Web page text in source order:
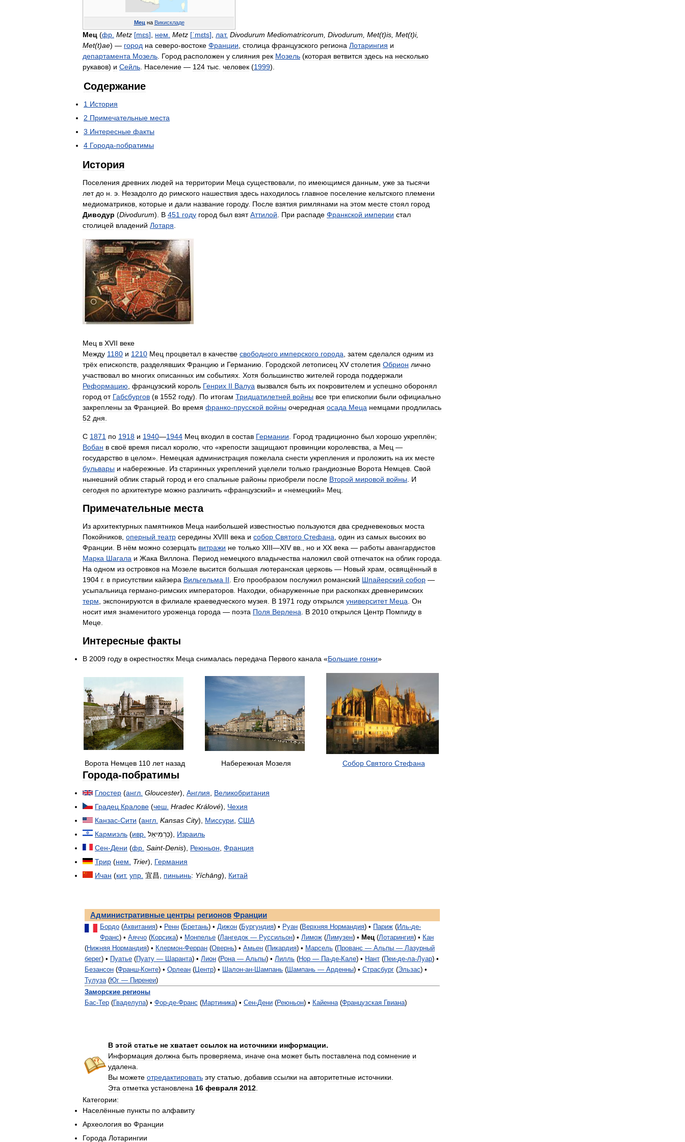
Мец на Викискладе
Мец (фр Metz [mɛs] нем Metz [ˈmɛts] лат. Divodurum Mediomatricorum Divodurum Met(t)is Met(t)i,
Met(t)ae) — город на северо-востоке Франции столица французского региона Лотарингия и
департамента Мозель Город расположен у слияния рек Мозель (которая ветвится здесь на несколько
рукавов) и Сейль Население — 124 тыс человек (1999).
Содержание
1 История
2 Примечательные места
3 Интересные факты
4 Города-побратимы
История
Поселения древних людей на территории Меца существовали по имеющимся данным уже за тысячи
лет до н э Незадолго до римского нашествия здесь находилось главное поселение кельтского племени
медиоматриков которые и дали название городу. После взятия римлянами на этом месте стоял город
Диводур (Divodurum). В 451 году город был взят Аттилой При распаде Франкской империи стал
столицей владений Лотаря
Мец в XVII веке
Между 1180 и 1210 Мец процветал в качестве свободного имперского города затем сделался одним из
трёх епископств разделявших Францию и Германию Городской летописец XV столетия Обрион лично
участвовал во многих описанных им событиях Хотя большинство жителей города поддержали
Реформацию французский король Генрих II Валуа вызвался быть их покровителем и успешно оборонял
город от Габсбургов (в 1552 году). По итогам Тридцатилетней войны все три епископии были официально
закреплены за Францией Во время франко-прусской войны очередная осада Меца немцами продлилась
52 дня
С 1871 по 1918 и 1940—1944 Мец входил в состав Германии Город традиционно был хорошо укреплён;
Вобан в своё время писал королю что «крепости защищают провинции королевства а Мец —
государство в целом». Немецкая администрация пожелала снести укрепления и проложить на их месте
бульвары и набережные Из старинных укреплений уцелели только грандиозные Ворота Немцев Свой
нынешний облик старый город и его спальные районы приобрели после Второй мировой войны
И
сегодня по архитектуре можно различить «французский» и «немецкий» Мец
Примечательные места
Из архитектурных памятников Меца наибольшей известностью пользуются два средневековых моста
Покойников оперный театр середины XVIII века и собор Святого Стефана один из самых высоких во
Франции
В нём можно созерцать витражи не только XIII—XIV вв но и XX века — работы авангардистов
Марка Шагала и Жака Виллона Период немецкого владычества наложил свой отпечаток на облик города
На одном из островков на Мозеле высится большая лютеранская церковь — Новый храм освящённый в
1904 г. в присутствии кайзера Вильгельма II Его прообразом послужил романский Шпайерский собор —
усыпальница германо-римских императоров Находки обнаруженные при раскопках древнеримских
терм экспонируются в филиале краеведческого музея В 1971 году открылся университет Меца Он
носит имя знаменитого уроженца города — поэта Поля Верлена В 2010 открылся Центр Помпиду в
Меце
Интересные факты
В 2009 году в окрестностях Меца снималась передача Первого канала «Большие гонки»
Ворота Hемцев 110 лет назад Набережная Мозеля Собор Святого Стефана
Города-побратимы
Глостер (англ Gloucester), Англия
Великобритания
Градец Кралове (чеш Hradec Králové), Чехия
Канзас-Сити (англ Kansas City), Миссури США
Кармиэль (ивр כַּרְמִיאֵל), Израиль
Сен-Дени (фр Saint-Denis), Реюньон Франция
Трир (нем Trier), Германия
Ичан (кит. упр 宜昌 пиньинь: Yíchāng), Китай
Административные центры регионов Франции
Бордо (Аквитания) • Ренн (Бретань) • Дижон (Бургундия) • Руан (Верхняя Нормандия) • Париж (Иль-де-
Франс) • Аяччо (Корсика) • Монпелье (Лангедок — Руссильон) • Лимож (Лимузен) • Мец (Лотарингия) • Кан
(Нижняя Нормандия) • Клермон-Ферран (Овернь) • Амьен (Пикардия) • Марсель (Прованс — Альпы — Лазурный
берег) • Пуатье (Пуату — Шаранта) • Лион (Рона— Альпы) • Лилль (Нор — Па-де-Кале) • Нант (Пеи-де-ла-Луар) •
Безансон (Франш-Конте) • Орлеан (Центр) • Шалон-ан-Шампань (Шампань — Арденны) • Страсбург (Эльзас) •
Тулуза(Юг — Пиренеи)
Заморские регионы
Бас-Тер (Гваделупа) • Фор-де-Франс (Мартиника) • Сен-Дени (Реюньон) • Кайенна(Французская Гвиана)
В этой статье не хватает ссылок на источники информации.
Информация должна быть проверяема иначе она может быть поставлена под сомнение и
удалена
Вы можете отредактировать эту статью добавив ссылки на авторитетные источники
Эта отметка установлена 16 февраля 2012
Категории:
Населённые пункты по алфавиту
Археология во Франции
Города Лотарингии